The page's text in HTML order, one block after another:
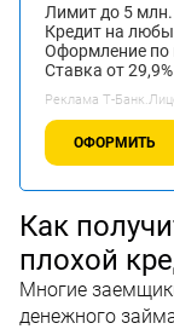
Лимит до 5 млн.
Кредит на
Оформление по
Ставка от 29,9%
Реклама Т-
ОФОРМИТЬ
Как
плохой
Многие
денежного